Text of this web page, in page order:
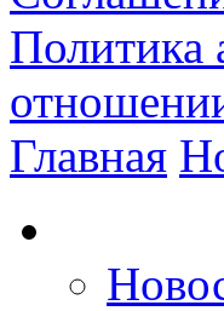
Политика
Главная